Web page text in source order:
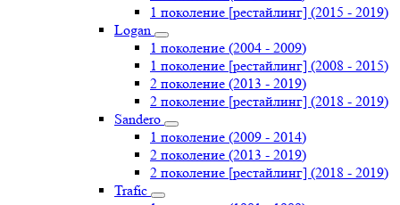
1 поколение [рестайлинг] (2015 - 2019)
Logan
1 поколение (2004 - 2009)
1 поколение [рестайлинг] (2008 - 2015)
2 поколение (2013 - 2019)
2 поколение [рестайлинг] (2018 - 2019)
Sandero
1 поколение (2009 - 2014)
2 поколение (2013 - 2019)
2 поколение [рестайлинг] (2018 - 2019)
Trafic